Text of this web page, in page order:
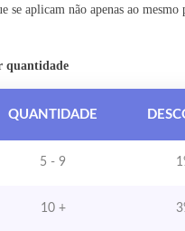
se aplicam não apenas ao
quantidade
QUANTIDADE
5 - 9
10 +